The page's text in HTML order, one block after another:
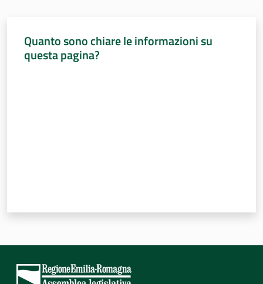
Quanto sono chiare le informazioni su
questa pagina?